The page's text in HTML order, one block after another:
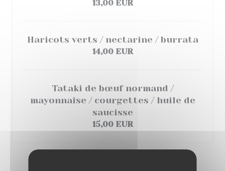
13,00 EUR
Haricots verts / nectarine / burrata
14,00 EUR
Tataki de bœuf normand /
mayonnaise / courgettes / huile de
saucisse
15,00 EUR